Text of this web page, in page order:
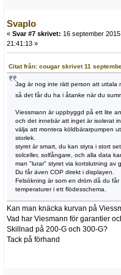
Svaplo
« Svar #7 skrivet: 16 september 2015,
21:41:13 »
Citat från: cougar skrivet 11
Jag är nog inte rätt person att uttala
så det får du ha i åtanke när du
Viessmann är uppbyggd på ett lite
och det innebär att inget är isolerat
välja att montera köldbärarpumpen
storlek.
styret är smart, du kan styra i stort
solceller, solfångare, och alla data
man "lurar" styret via kortslutning av
Du får även COP direkt i displayen.
Felsökning är som en dröm då du
temperaturer i ett flödesschema.
Kan man knäcka kurvan på
Vad har Viesmann för garantier
Skillnad på 200-G och 300-G?
Tack på förhand